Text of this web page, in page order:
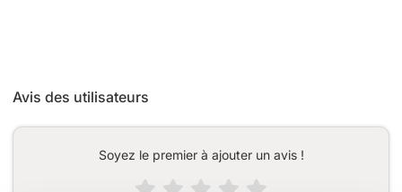
Avis des utilisateurs
Soyez le premier à ajouter un avis !